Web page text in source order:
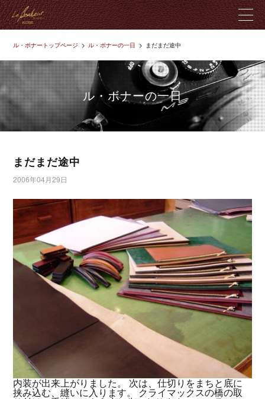
ル・ボナートップページ ル・ボナーの一日 まだまだ途中
ル・ボナーの一日
まだまだ途中
2006年04月29日
内装が出来上がりました。 次は、仕切りをまちと底に
挟み込む、縫いに入ります。 クライマックスの橋の取
ル・ボナーとは
製品紹介
革のこだわり
お問い合わせ